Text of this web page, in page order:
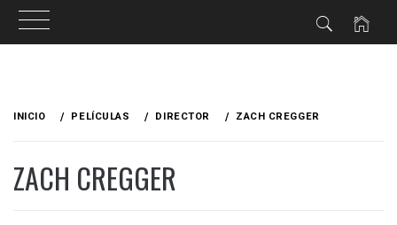
INICIO PELÍCULAS DIRECTOR ZACH CREGGER
ZACH CREGGER